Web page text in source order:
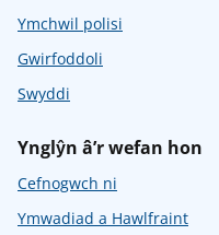
Ymchwil polisi
Gwirfoddoli
Swyddi
Ynglŷn â’r wefan hon
Cefnogwch ni
Ymwadiad a Hawlfraint